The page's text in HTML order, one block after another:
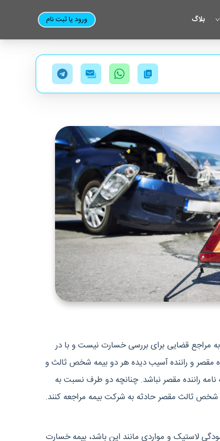
بلاگ ورود یا ثبت نام
مراجع قضایی برای بررسی خسارت نیست و با در
مقصر و راننده آسیب دیده هر دو بیمه شخص ثالث و
راننده مقصر نباشد. چنانچه دو طرف نسبت به
شخص ثالث مقصر حادثه به شرکت بیمه مراجعه کنند.
لاستیک و مواردی مانند این باشد، بیمه خسارت